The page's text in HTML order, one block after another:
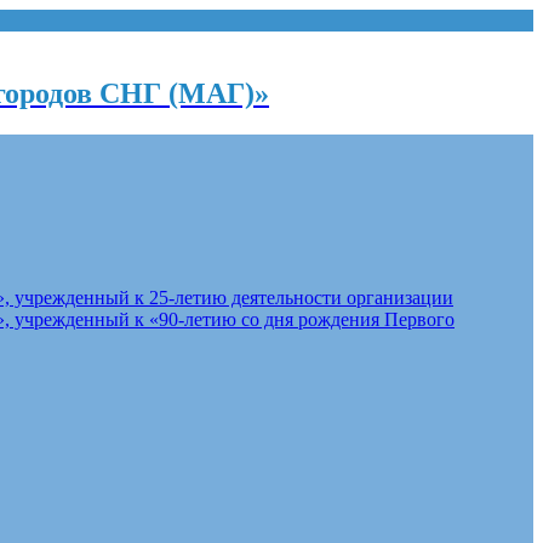
СНГ (МАГ)»
к 25-летию деятельности организации
к «90-летию со дня рождения Первого